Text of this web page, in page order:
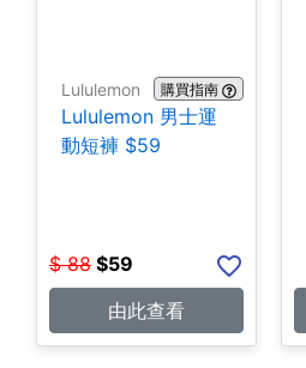
Lululemon 購買指南
Lululemon 男士運
動短褲 $59
$ 88 $59
由此查看